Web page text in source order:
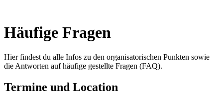
Häufige Fragen
Hier findest du alle Infos zu den organisatorischen Punkten sowie
die Antworten auf häufige gestellte Fragen (FAQ).
Termine und Location